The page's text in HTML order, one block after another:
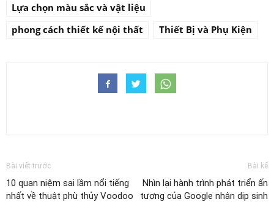
Lựa chọn màu sắc và vật liệu
phong cách thiết kế nội thất
Thiết Bị và Phụ Kiện
Bài viết trước
10 quan niệm sai lầm nổi tiếng
nhất về thuật phù thủy Voodoo
Bài kế
Nhìn lại hành trình phát triển ấn
tượng của Google nhân dịp sinh